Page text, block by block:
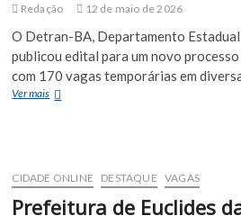
Redação 12 de maio de 2026
O Detran-BA, Departamento Estadual
publicou edital para um novo
com 170 vagas temporárias em
Ver maisDetran-
170
vagas;
Euclides
CIDADE ONLINE DESTAQUE VAGAS
Prefeitura de Euclides